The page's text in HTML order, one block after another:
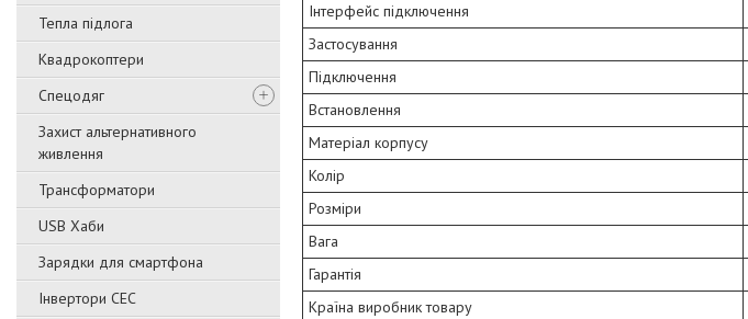
Тепла підлога
Квадрокоптери
Спецодяг
Захист альтернативного
живлення
Трансформатори
USB Хаби
Зарядки для смартфона
Інвертори СЕС
Інтерфейс підключення
Застосування
Підключення
Встановлення
Матеріал корпусу
Колір
Розміри
Вага
Гарантія
Країна виробник товару